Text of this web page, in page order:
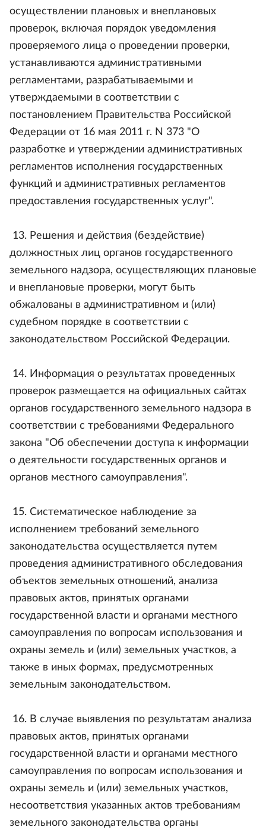
осуществлении плановых и внеплановых
проверок, включая порядок уведомления
проверяемого лица о проведении проверки,
устанавливаются административными
регламентами, разрабатываемыми и
утверждаемыми в соответствии с
постановлением Правительства Российской
Федерации от 16 мая 2011 г. N 373 "О
разработке и утверждении административных
регламентов исполнения государственных
функций и административных регламентов
предоставления государственных услуг".
13. Решения и действия (бездействие)
должностных лиц органов государственного
земельного надзора, осуществляющих плановые
и внеплановые проверки, могут быть
обжалованы в административном и (или)
судебном порядке в соответствии с
законодательством Российской Федерации.
14. Информация о результатах проведенных
проверок размещается на официальных сайтах
органов государственного земельного надзора в
соответствии с требованиями Федерального
закона "Об обеспечении доступа к информации
о деятельности государственных органов и
органов местного самоуправления".
15. Систематическое наблюдение за
исполнением требований земельного
законодательства осуществляется путем
проведения административного обследования
объектов земельных отношений, анализа
правовых актов, принятых органами
государственной власти и органами местного
самоуправления по вопросам использования и
охраны земель и (или) земельных участков, а
также в иных формах, предусмотренных
земельным законодательством.
16. В случае выявления по результатам анализа
правовых актов, принятых органами
государственной власти и органами местного
самоуправления по вопросам использования и
охраны земель и (или) земельных участков,
несоответствия указанных актов требованиям
земельного законодательства органы